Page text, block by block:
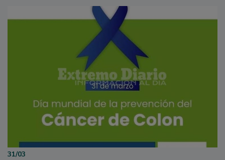
31/03